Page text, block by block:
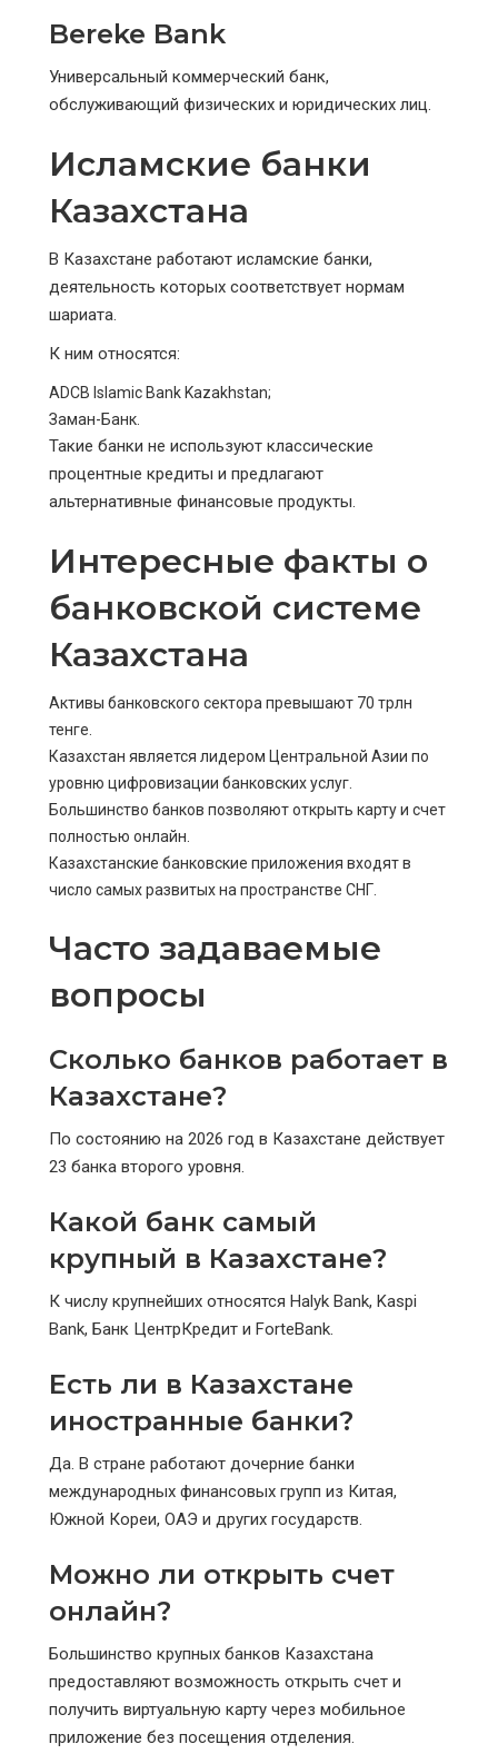
Bereke Bank
Универсальный коммерческий банк,
обслуживающий физических и юридических лиц.
Исламские банки
Казахстана
В Казахстане работают исламские банки,
деятельность которых соответствует нормам
шариата.
К ним относятся:
ADCB Islamic Bank Kazakhstan;
Заман-Банк.
Такие банки не используют классические
процентные кредиты и предлагают
альтернативные финансовые продукты.
Интересные факты о
банковской системе
Казахстана
Активы банковского сектора превышают 70 трлн
тенге.
Казахстан является лидером Центральной Азии по
уровню цифровизации банковских услуг.
Большинство банков позволяют открыть карту и счет
полностью онлайн.
Казахстанские банковские приложения входят в
число самых развитых на пространстве СНГ.
Часто задаваемые
вопросы
Сколько банков работает в
Казахстане?
По состоянию на 2026 год в Казахстане действует
23 банка второго уровня.
Какой банк самый
крупный в Казахстане?
К числу крупнейших относятся Halyk Bank, Kaspi
Bank, Банк ЦентрКредит и ForteBank.
Есть ли в Казахстане
иностранные банки?
Да. В стране работают дочерние банки
международных финансовых групп из Китая,
Южной Кореи, ОАЭ и других государств.
Можно ли открыть счет
онлайн?
Большинство крупных банков Казахстана
предоставляют возможность открыть счет и
получить виртуальную карту через мобильное
приложение без посещения отделения.